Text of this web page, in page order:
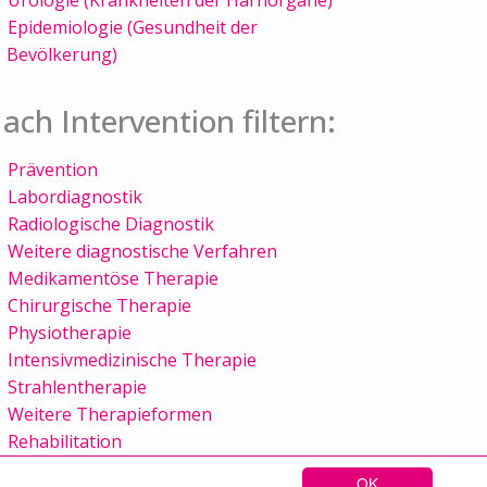
OK
Epidemiologie (Gesundheit der
Bevölkerung)
Intervention filtern:
Prävention
Labordiagnostik
Radiologische Diagnostik
Weitere diagnostische Verfahren
Medikamentöse Therapie
Chirurgische Therapie
Physiotherapie
Intensivmedizinische Therapie
Strahlentherapie
Weitere Therapieformen
Rehabilitation